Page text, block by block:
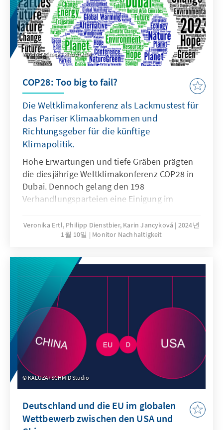
Adobe Stock / Ricochet64
COP28: Too big to fail?
Die Weltklimakonferenz als Lackmustest für
das Pariser Klimaabkommen und
Richtungsgeber für die künftige
Klimapolitik.
Hohe Erwartungen und tiefe Gräben prägten
die diesjährige Weltklimakonferenz COP28 in
Dubai. Dennoch gelang den 198
Verhandlungsparteien eine Einigung im
Brennstoffen, sowie die Operationalisierung
des Fonds für Verluste und Schäden. Andere
Anpassung an den Klimawandel erhielten
weniger Aufmerksamkeit. Die diesjährige
Conference of the Parties offenbarte
außerdem neue Dynamiken bei den
Verhandlungen zwischen beteiligten Staaten
sowie neue Allianzen und Gruppierungen.
Veronika Ertl, Philipp Dienstbier, Karin Jancyková
2024년
1월 10일
Monitor Nachhaltigkeit
KALUZA+SCHMID Studio
Deutschland und die EU im globalen
Wettbewerb zwischen den USA und